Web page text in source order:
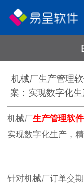
机械厂生产管理
案：实现数字化
机械厂生产管理软件
实现数字化生产，
针对机械厂订单交